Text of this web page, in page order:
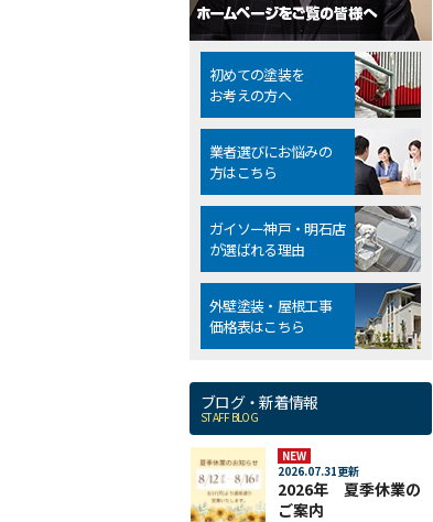
初めての塗装を
お考えの方へ
業者選びにお悩みの
方はこちら
ガイソー神戸・明石店
が選ばれる理由
外壁塗装・屋根工事
価格表はこちら
ブログ・新着情報
STAFF BLOG
NEW
2026.07.31更新
2026年 夏季休業の
ご案内